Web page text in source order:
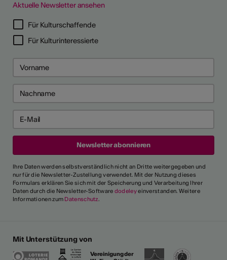
Aktuelle Newsletter ansehen
Für Kulturschaffende
Für Kulturinteressierte
Ihre Daten werden selbstverständlich nicht an Dritte weitergegeben und
nur für die Newsletter-Zustellung verwendet. Mit der Nutzung dieses
Formulars erklären Sie sich mit der Speicherung und Verarbeitung Ihrer
Daten durch die Newsletter-Software dodeleyeinverstanden. Weitere
Informationen zum Datenschutz.
Mit Unterstützung von
Vereinigung der